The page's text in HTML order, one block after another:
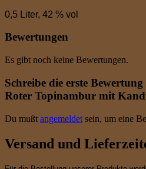
0,5 Liter, 42 % vol
Bewertungen
Es gibt noch keine Bewertungen.
Schreibe die erste
Roter Topinambur mit
Du mußt angemeldet sein, um eine
Versand und